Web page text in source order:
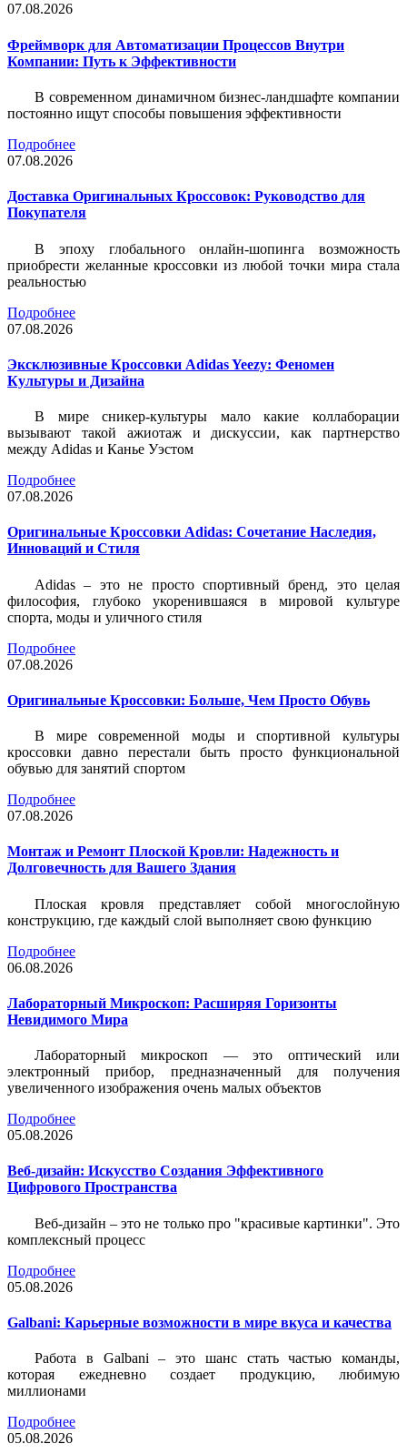
07.08.2026
Фреймворк для Автоматизации Процессов Внутри
Компании: Путь к Эффективности
В современном динамичном бизнес-ландшафте компании
постоянно ищут способы повышения эффективности
Подробнее
07.08.2026
Доставка Оригинальных Кроссовок: Руководство для
Покупателя
В эпоху глобального онлайн-шопинга возможность
приобрести желанные кроссовки из любой точки мира стала
реальностью
Подробнее
07.08.2026
Эксклюзивные Кроссовки Adidas Yeezy: Феномен
Культуры и Дизайна
В мире сникер-культуры мало какие коллаборации
вызывают такой ажиотаж и дискуссии, как партнерство
между Adidas и Канье Уэстом
Подробнее
07.08.2026
Оригинальные Кроссовки Adidas: Сочетание Наследия,
Инноваций и Стиля
Adidas – это не просто спортивный бренд, это целая
философия, глубоко укоренившаяся в мировой культуре
спорта, моды и уличного стиля
Подробнее
07.08.2026
Оригинальные Кроссовки: Больше, Чем Просто Обувь
В мире современной моды и спортивной культуры
кроссовки давно перестали быть просто функциональной
обувью для занятий спортом
Подробнее
07.08.2026
Монтаж и Ремонт Плоской Кровли: Надежность и
Долговечность для Вашего Здания
Плоская кровля представляет собой многослойную
конструкцию, где каждый слой выполняет свою функцию
Подробнее
06.08.2026
Лабораторный Микроскоп: Расширяя Горизонты
Невидимого Мира
Лабораторный микроскоп — это оптический или
электронный прибор, предназначенный для получения
увеличенного изображения очень малых объектов
Подробнее
05.08.2026
Веб-дизайн: Искусство Создания Эффективного
Цифрового Пространства
Веб-дизайн – это не только про "красивые картинки". Это
комплексный процесс
Подробнее
05.08.2026
Galbani: Карьерные возможности в мире вкуса и качества
Работа в Galbani – это шанс стать частью команды,
которая ежедневно создает продукцию, любимую
миллионами
Подробнее
05.08.2026